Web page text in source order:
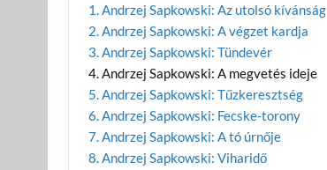
1. Andrzej Sapkowski: Az utolsó kívánság
2. Andrzej Sapkowski: A végzet kardja
3. Andrzej Sapkowski: Tündevér
4. Andrzej Sapkowski: A megvetés ideje
5. Andrzej Sapkowski: Tűzkeresztség
6. Andrzej Sapkowski: Fecske-torony
7. Andrzej Sapkowski: A tó úrnője
8. Andrzej Sapkowski: Viharidő